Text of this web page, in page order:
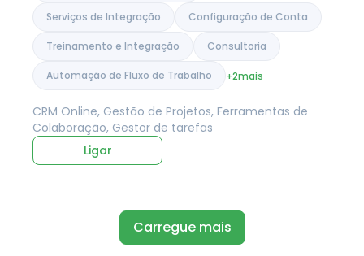
Serviços de Integração Configuração de Conta
Treinamento e Integração Consultoria
Automação de Fluxo de Trabalho +2mais
CRM Online, Gestão de Projetos, Ferramentas de
Colaboração, Gestor de tarefas
Ligar
Carregue mais